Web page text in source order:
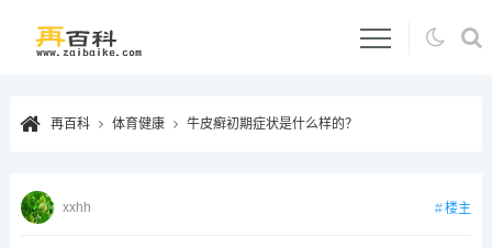
再百科 体育健康 牛皮癣初期症状是什么样的？
xxhh 楼主